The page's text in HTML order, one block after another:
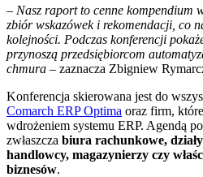
– Nasz raport to cenne kompendium
zbiór wskazówek i rekomendacji, co
kolejności. Podczas konferencji
przynoszą przedsiębiorcom
chmura – zaznacza Zbigniew
Konferencja skierowana jest do
Comarch ERP Optima oraz firm,
wdrożeniem systemu ERP. Agendą
zwłaszcza biura rachunkowe,
handlowcy, magazynierzy czy
biznesów.